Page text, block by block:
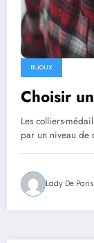
BIJOUX
Choisir
Les colliers-
par un niveau de
Lady De Paris